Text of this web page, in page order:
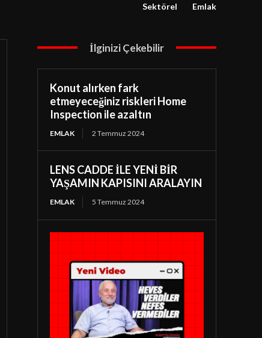
Sektörel Emlak
İlginizi Çekebilir
Konut alırken fark
etmeyeceğiniz riskleri Home
Inspection ile azaltın
EMLAK 2 Temmuz 2024
LENS CADDE İLE YENİ BİR
YAŞAMIN KAPISINI ARALAYIN
EMLAK 5 Temmuz 2024